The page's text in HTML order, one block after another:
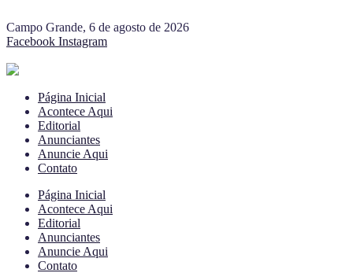
Campo Grande, 6 de agosto de 2026
Facebook Instagram
Página Inicial
Acontece Aqui
Editorial
Anunciantes
Anuncie Aqui
Contato
Página Inicial
Acontece Aqui
Editorial
Anunciantes
Anuncie Aqui
Contato